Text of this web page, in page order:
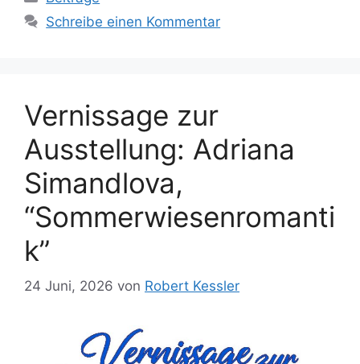
Schreibe einen Kommentar
Vernissage zur
Ausstellung: Adriana
Simandlova,
“Sommerwiesenromanti
k”
24 Juni, 2026 von Robert Kessler